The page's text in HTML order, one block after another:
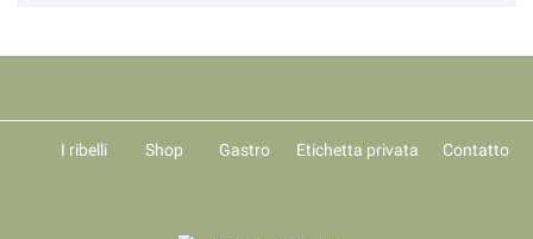
I ribelli Shop Gastro Etichetta privata Contatto